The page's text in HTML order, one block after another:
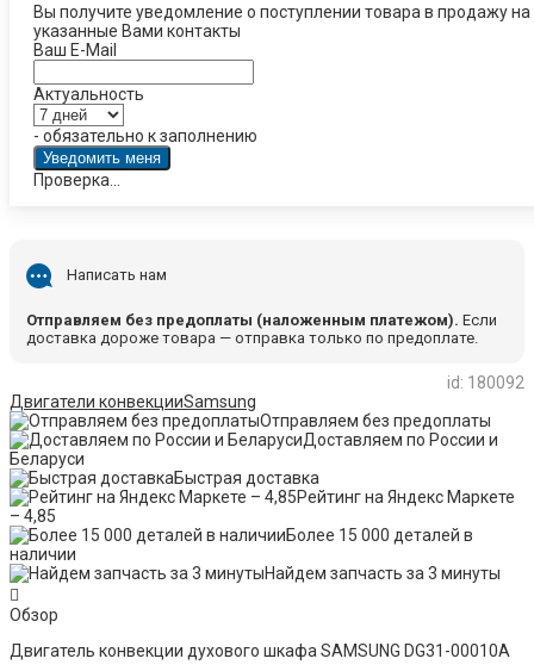
Вы получите уведомление о поступлении товара в продажу на
указанные Вами контакты
Ваш E-Mail
Актуальность
- обязательно к заполнению
Проверка...
Написать нам
Отправляем без предоплаты (наложенным платежом). Если
доставка дороже товара — отправка только по предоплате.
id: 180092
Двигатели конвекцииSamsung
Отправляем без предоплаты
Доставляем по России и
Беларуси
Быстрая доставка
Рейтинг на Яндекс Маркете
– 4,85
Более 15 000 деталей в
наличии
Найдем запчасть за 3 минуты
Обзор
Двигатель конвекции духового шкафа SAMSUNG DG31-00010A